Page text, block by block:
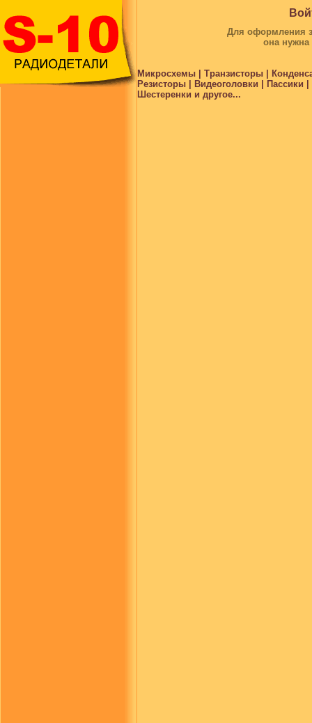
Для оформления
она
Микросхемы | Транзисторы |
Резисторы | Видеоголовки |
Шестеренки и другое...